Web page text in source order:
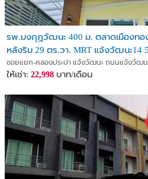
รพ.มงกุฏวัฒนะ 400 ม. ตลาดเมืองทอง
หลังริม 29 ตร.วา. MRT แจ้งวัฒนะ14
ซอยแยก-คลองประปา แจ้งวัฒนะ ถนนแจ้งวัฒน
ให้เช่า: 22,998 บาท/เดือน